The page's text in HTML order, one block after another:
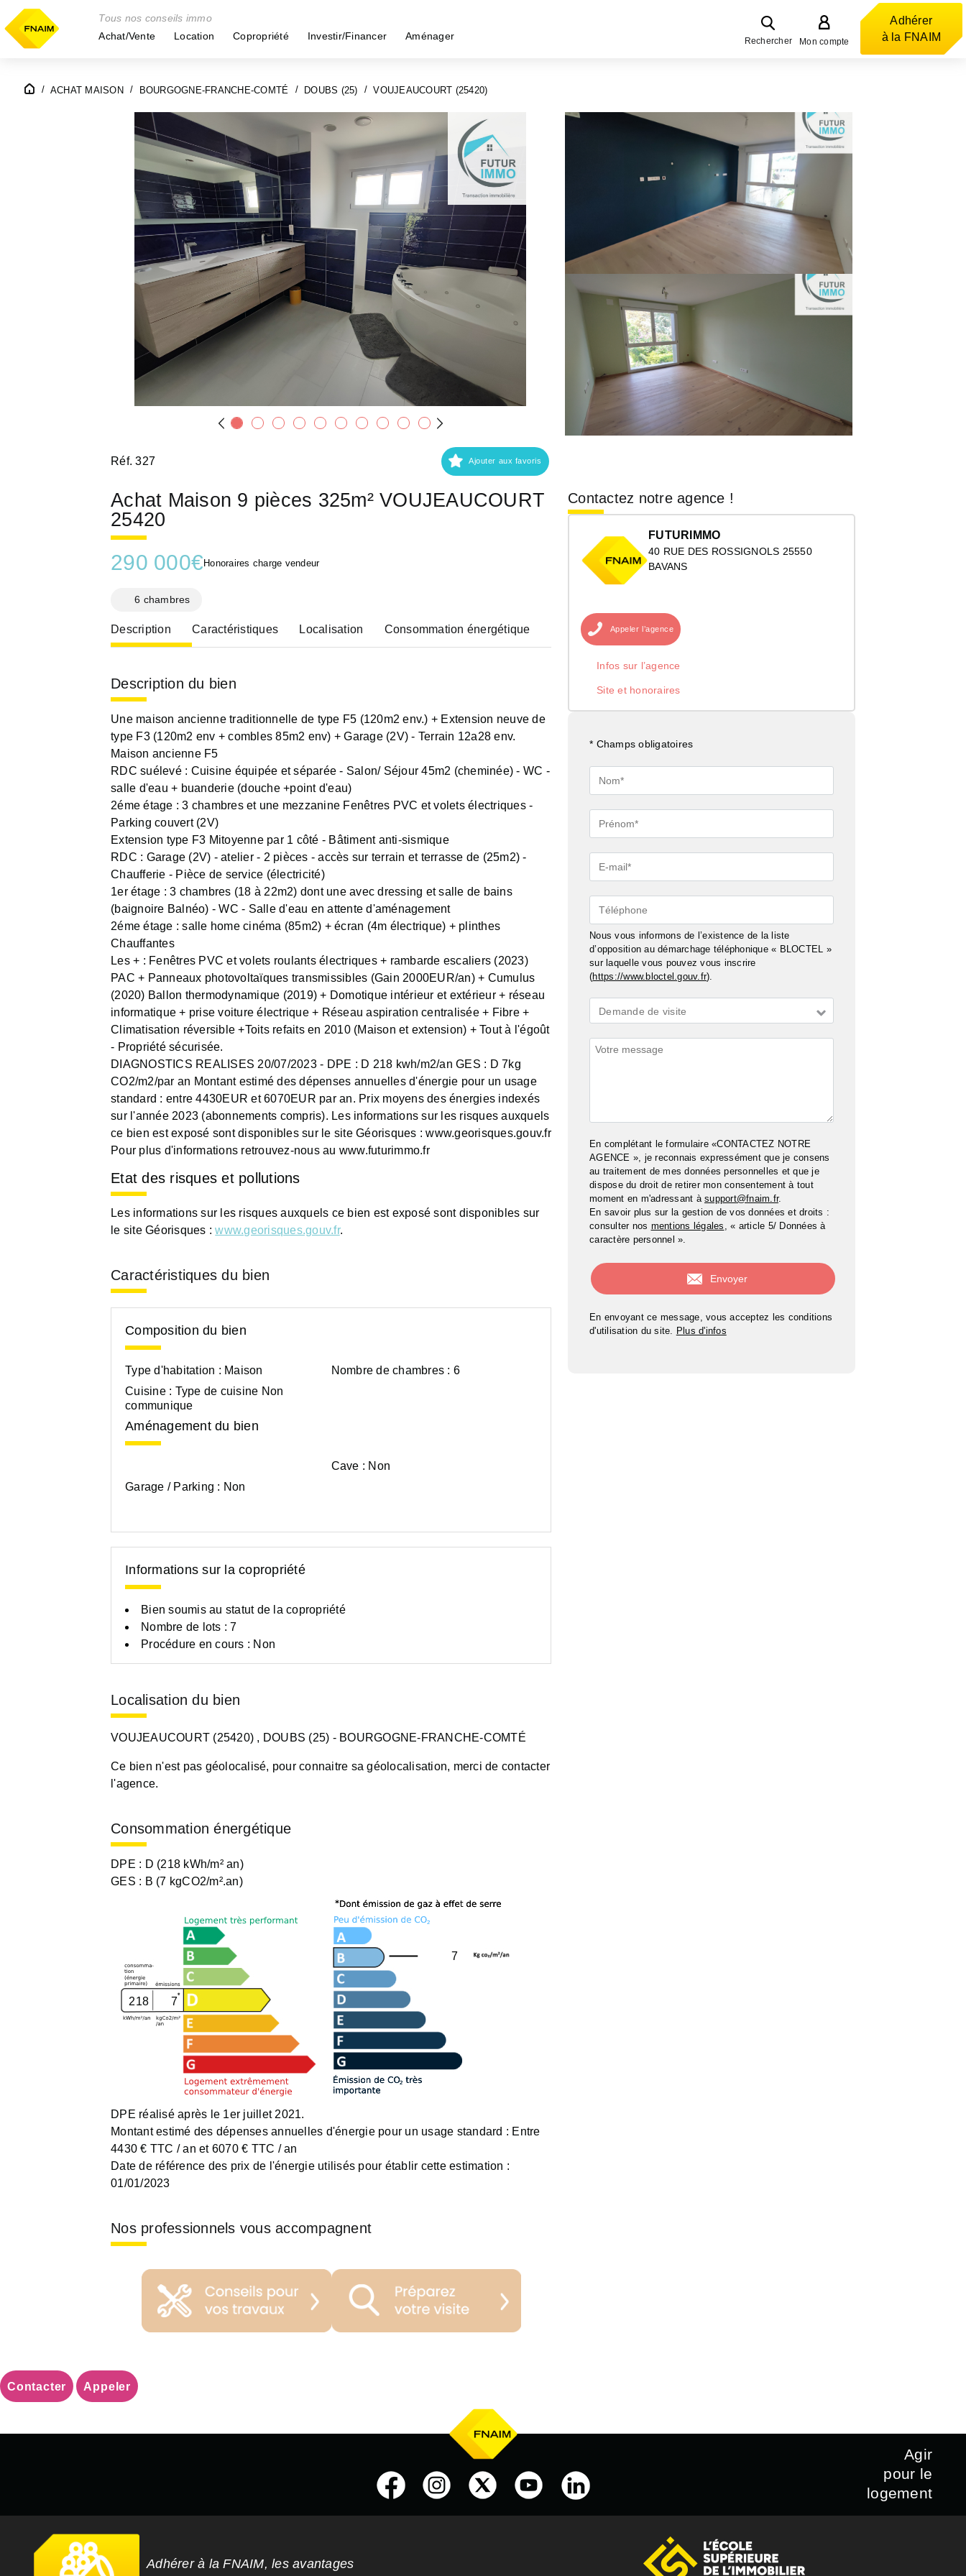
Tous nos conseils immo
Achat/Vente
Location Copropriété Investir/Financer Aménager Rechercher Mon compte
Adhérer
à la FNAIM
ACHAT MAISON BOURGOGNE-FRANCHE-COMTÉ DOUBS (25) VOUJEAUCOURT (25420)
Réf. 327 Ajouter aux favoris
Achat Maison 9 pièces 325m² VOUJEAUCOURT
25420
290 000€ Honoraires charge vendeur
6 chambres
Description Caractéristiques Localisation Consommation énergétique
Description du bien
Une maison ancienne traditionnelle de type F5 (120m2 env.) + Extension neuve de
type F3 (120m2 env + combles 85m2 env) + Garage (2V) - Terrain 12a28 env.
Maison ancienne F5
RDC suélevé : Cuisine équipée et séparée - Salon/ Séjour 45m2 (cheminée) - WC -
salle d'eau + buanderie (douche +point d'eau)
2éme étage : 3 chambres et une mezzanine Fenêtres PVC et volets électriques -
Parking couvert (2V)
Extension type F3 Mitoyenne par 1 côté - Bâtiment anti-sismique
RDC : Garage (2V) - atelier - 2 pièces - accès sur terrain et terrasse de (25m2) -
Chaufferie - Pièce de service (électricité)
1er étage : 3 chambres (18 à 22m2) dont une avec dressing et salle de bains
(baignoire Balnéo) - WC - Salle d'eau en attente d'aménagement
2éme étage : salle home cinéma (85m2) + écran (4m électrique) + plinthes
Chauffantes
Les + : Fenêtres PVC et volets roulants électriques + rambarde escaliers (2023)
PAC + Panneaux photovoltaïques transmissibles (Gain 2000EUR/an) + Cumulus
(2020) Ballon thermodynamique (2019) + Domotique intérieur et extérieur + réseau
informatique + prise voiture électrique + Réseau aspiration centralisée + Fibre +
Climatisation réversible +Toits refaits en 2010 (Maison et extension) + Tout à l'égoût
- Propriété sécurisée.
DIAGNOSTICS REALISES 20/07/2023 - DPE : D 218 kwh/m2/an GES : D 7kg
CO2/m2/par an Montant estimé des dépenses annuelles d'énergie pour un usage
standard : entre 4430EUR et 6070EUR par an. Prix moyens des énergies indexés
sur l'année 2023 (abonnements compris). Les informations sur les risques auxquels
ce bien est exposé sont disponibles sur le site Géorisques : www.georisques.gouv.fr
Pour plus d'informations retrouvez-nous au www.futurimmo.fr
Etat des risques et pollutions
Les informations sur les risques auxquels ce bien est exposé sont disponibles sur
le site Géorisques :www.georisques.gouv.fr.
Caractéristiques du bien
Composition du bien
Type d'habitation : Maison Nombre de chambres : 6
Cuisine : Type de cuisine Non
communique
Aménagement du bien
Cave : Non
Garage / Parking : Non
Surface
Informations sur la copropriété
Bien soumis au statut de la copropriété
Nombre de lots : 7
Procédure en cours : Non
Localisation du bien
VOUJEAUCOURT (25420) , DOUBS (25) - BOURGOGNE-FRANCHE-COMTÉ
Ce bien n'est pas géolocalisé, pour connaitre sa géolocalisation, merci de contacter
l'agence.
Consommation énergétique
DPE : D (218 kWh/m² an)
GES : B (7 kgCO2/m².an)
218 7
7
DPE réalisé après le 1er juillet 2021.
Montant estimé des dépenses annuelles d'énergie pour un usage standard : Entre
4430 € TTC / an et 6070 € TTC / an
Date de référence des prix de l'énergie utilisés pour établir cette estimation :
01/01/2023
Nos professionnels vous accompagnent
Contactez notre agence !
FUTURIMMO
40 RUE DES ROSSIGNOLS 25550
BAVANS
Appeler l’agence
Infos sur l’agence
Site et honoraires
* Champs obligatoires
Nom*
Prénom*
E-
mail*
Téléphone
Nous vous informons de l’existence de la liste
d’opposition au démarchage téléphonique « BLOCTEL »
sur laquelle vous pouvez vous inscrire
(https://www.bloctel.gouv.fr).
Demande
*
Demande de visite
Commentaires
En complétant le formulaire «CONTACTEZ NOTRE
AGENCE », je reconnais expressément que je consens
au traitement de mes données personnelles et que je
dispose du droit de retirer mon consentement à tout
moment en m'adressant à support@fnaim.fr.
En savoir plus sur la gestion de vos données et droits :
consulter nos mentions légales , « article 5/ Données à
caractère personnel ».
En envoyant ce message, vous acceptez les conditions
d'utilisation du site. Plus d'infos
Contacter Appeler
Agir
pour le
logement
Adhérer à la FNAIM, les avantages